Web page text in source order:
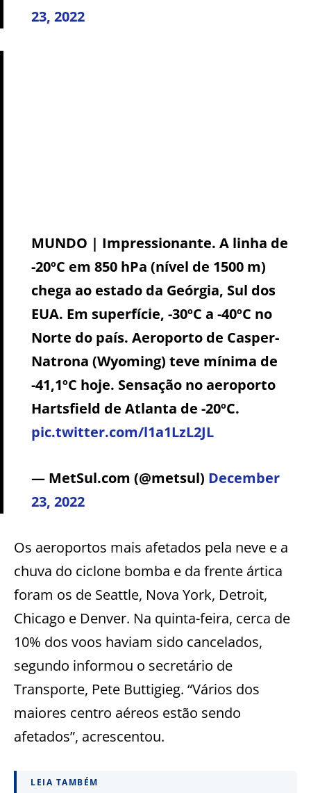
23, 2022
MUNDO | Impressionante. A linha de
-20ºC em 850 hPa (nível de 1500 m)
chega ao estado da Geórgia, Sul dos
EUA. Em superfície, -30ºC a -40ºC no
Norte do país. Aeroporto de Casper-
Natrona (Wyoming) teve mínima de
-41,1ºC hoje. Sensação no aeroporto
Hartsfield de Atlanta de -20ºC.
pic.twitter.com/l1a1LzL2JL
— MetSul.com (@metsul) December
23, 2022
Os aeroportos mais afetados pela neve e a
chuva do ciclone bomba e da frente ártica
foram os de Seattle, Nova York, Detroit,
Chicago e Denver. Na quinta-feira, cerca de
10% dos voos haviam sido cancelados,
segundo informou o secretário de
Transporte, Pete Buttigieg. “Vários dos
maiores centro aéreos estão sendo
afetados”, acrescentou.
LEIA TAMBÉM